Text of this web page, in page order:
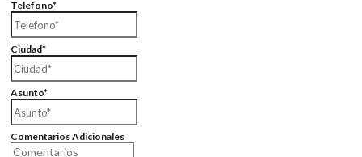
Telefono*
Ciudad*
Asunto*
Comentarios Adicionales